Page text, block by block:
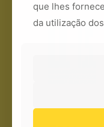
1700-274
Portugal
que lhes
da utilização